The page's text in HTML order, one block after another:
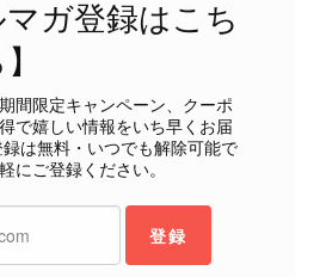
クも大きかったです。 私は今後こちら
が、同じような思いをする購入者が出
り正確に記載し、見えない部分も含め
改善していただきたいです。
度は、楽しみにお待ちいただいた
詫び申し上げます。お受け取りに
マガ登録はこち
間限定キャンペーン、クーポ
で嬉しい情報をいち早くお届
は無料・いつでも解除可能で
にご登録ください。
登録